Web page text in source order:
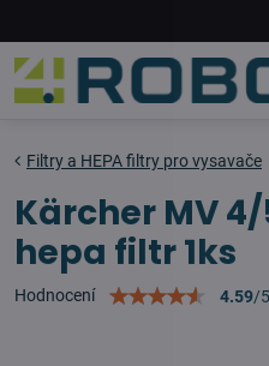
Filtry a HEPA filtry pro vysavače
Kärcher MV
hepa filtr 1ks
Hodnocení 4.59/5